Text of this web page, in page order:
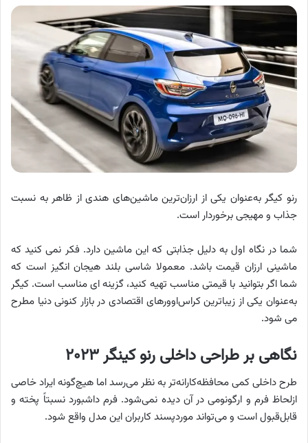
رنو کیگر به‌عنوان یکی از ارزان‌ترین ماشین‌های هندی از ظاهر به نسبت
جذاب و مهیجی برخوردار است.
شما در نگاه اول به دلیل جذابتی که این ماشین دارد. فکر نمی کنید که
ماشینی ارزان قیمت باشد. معمولا شاسی بلند هیجان انگیز است که
شما اگر بتوانید با قیمتی مناسب تهیه کنید، گزینه ای مناسب است. کیگر
به‌عنوان یکی از زیباترین کراس‌اوورهای اقتصادی در بازار کنونی دنیا مطرح
می شود.
نگاهی بر طراحی داخلی رنو کینگر ۲۰۲۳
طرح داخلی کمی محافظه‌کارانه‌تر به نظر می‌رسد اما هیچ‌گونه ایراد خاصی
ازلحاظ فرم و ارگونومی در آن دیده نمی‌شود. فرم داشبورد نسبتاً پخته و
قابل‌قبول است و می‌تواند موردپسند کاربران این مدل واقع شود.